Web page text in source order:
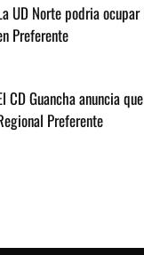
UD Norte podria
Preferente
CD Guancha anuncia
Preferente